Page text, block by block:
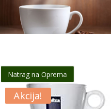
Natrag na Oprema
Akcija!